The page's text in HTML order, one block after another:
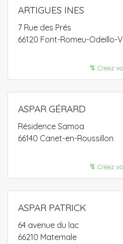
ARTIGUES INES
7 Rue des Prés
66120 Font-Romeu-Odeillo-
↯ Créez
ASPAR GÉRARD
Résidence Samoa
66140 Canet-en-Roussillon
↯ Créez
ASPAR PATRICK
64 avenue du lac
66210 Matemale